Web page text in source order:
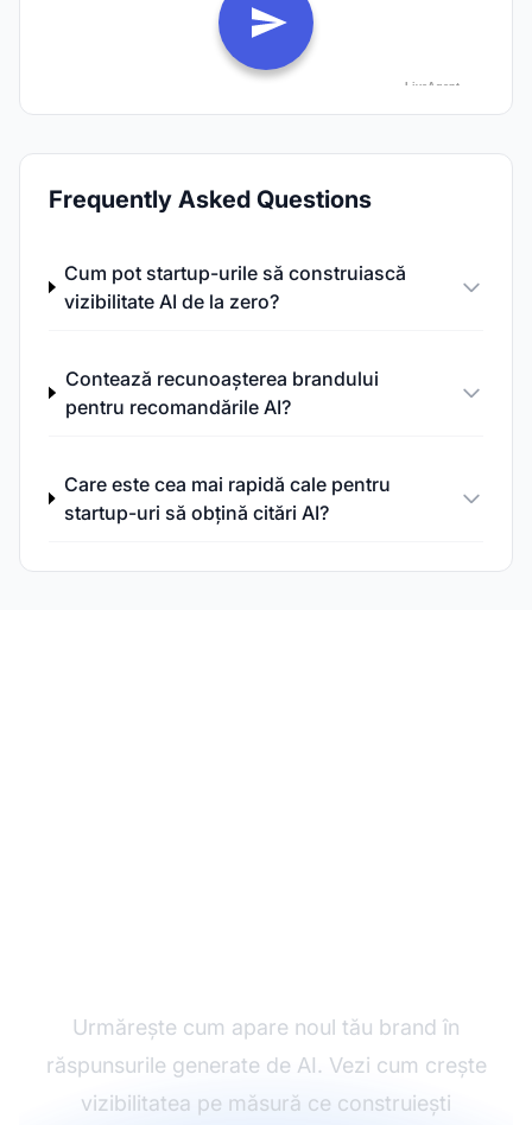
Frequently Asked Questions
Cum pot startup-urile să construiască
vizibilitate AI de la zero?
Contează recunoașterea brandului
pentru recomandările AI?
Care este cea mai rapidă cale pentru
startup-uri să obțină citări AI?
Urmărește cum apare noul tău brand în
răspunsurile generate de AI. Vezi cum crește
vizibilitatea pe măsură ce construiești